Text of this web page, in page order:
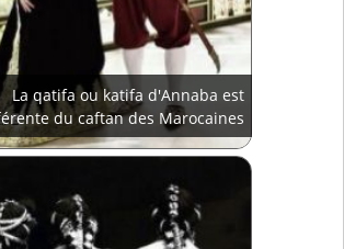
La qatifa ou katifa d'Annaba est
du caftan des Marocaines